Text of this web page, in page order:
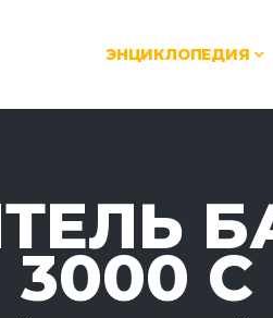
ЭНЦИКЛОПЕДИЯ
3000 C